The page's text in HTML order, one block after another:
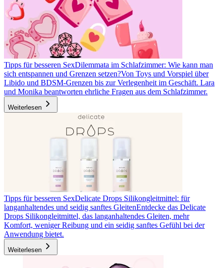
Tipps für besseren SexDilemmata im Schlafzimmer: Wie kann man
sich entspannen und Grenzen setzen?Von Toys und Vorspiel über
Libido und BDSM-Grenzen bis zur Verlegenheit im Geschäft. Lara
und Monika beantworten ehrliche Fragen aus dem Schlafzimmer.
Weiterlesen
Tipps für besseren SexDelicate Drops Silikongleitmittel: für
langanhaltendes und seidig sanftes GleitenEntdecke das Delicate
Drops Silikongleitmittel, das langanhaltendes Gleiten, mehr
Komfort, weniger Reibung und ein seidig sanftes Gefühl bei der
Anwendung bietet.
Weiterlesen